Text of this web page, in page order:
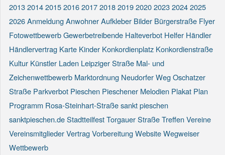
20132014201520162017201820192020202320242025
2026AnmeldungAnwohnerAufkleber Bilder Bürgerstraße Flyer
FotowettbewerbGewerbetreibende Halteverbot Helfer Händler
Händlervertrag Karte Kinder Konkordienplatz Konkordienstraße
Kultur Künstler Laden Leipziger Straße Mal- und
Zeichenwettbewerb Marktordnung Neudorfer WegOschatzer
Straße Parkverbot Pieschen Pieschener Melodien Plakat Plan
Programm Rosa-Steinhart-Straßesankt pieschen
sanktpieschen.deStadtteilfestTorgauer StraßeTreffenVereine
VereinsmitgliederVertragVorbereitungWebsiteWegweiser
Wettbewerb